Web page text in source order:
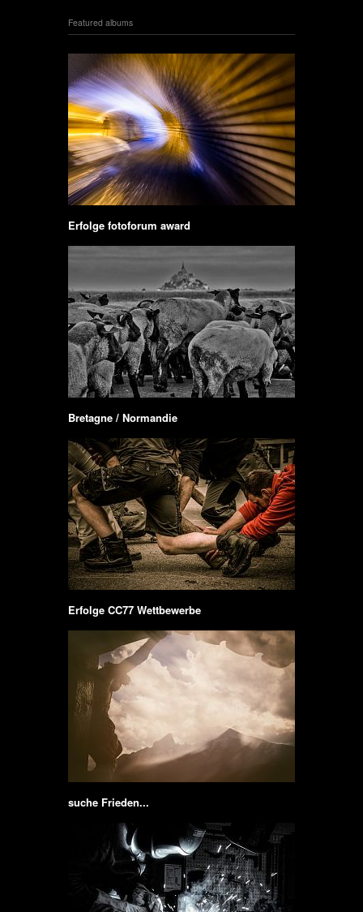
Featured albums
Erfolge fotoforum award
Bretagne / Normandie
Erfolge CC77 Wettbewerbe
suche Frieden...